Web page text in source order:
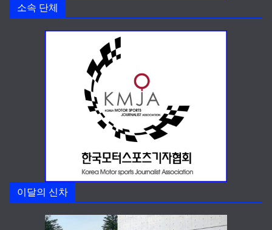
소속 단체
이달의 신차